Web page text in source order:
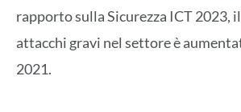
rapporto sulla Sicurezza ICT 2023,
attacchi gravi nel settore è
2021.